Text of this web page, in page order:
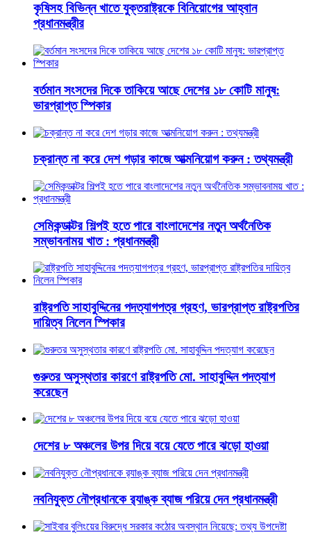
কৃষিসহ বিভিন্ন খাতে যুক্তরাষ্ট্রকে বিনিয়োগের আহ্বান
প্রধানমন্ত্রীর
বর্তমান সংসদের দিকে তাকিয়ে আছে দেশের ১৮ কোটি মানুষ:
ভারপ্রাপ্ত স্পিকার
চক্রান্ত না করে দেশ গড়ার কাজে আত্মনিয়োগ করুন : তথ্যমন্ত্রী
সেমিকন্ডাক্টর শিল্পই হতে পারে বাংলাদেশের নতুন অর্থনৈতিক
সম্ভাবনাময় খাত : প্রধানমন্ত্রী
রাষ্ট্রপতি সাহাবুদ্দিনের পদত্যাগপত্র গ্রহণ, ভারপ্রাপ্ত রাষ্ট্রপতির
দায়িত্ব নিলেন স্পিকার
গুরুতর অসুস্থতার কারণে রাষ্ট্রপতি মো. সাহাবুদ্দিন পদত্যাগ
করেছেন
দেশের ৮ অঞ্চলের উপর দিয়ে বয়ে যেতে পারে ঝড়ো হাওয়া
নবনিযুক্ত নৌপ্রধানকে র‌্যাঙ্ক ব্যাজ পরিয়ে দেন প্রধানমন্ত্রী